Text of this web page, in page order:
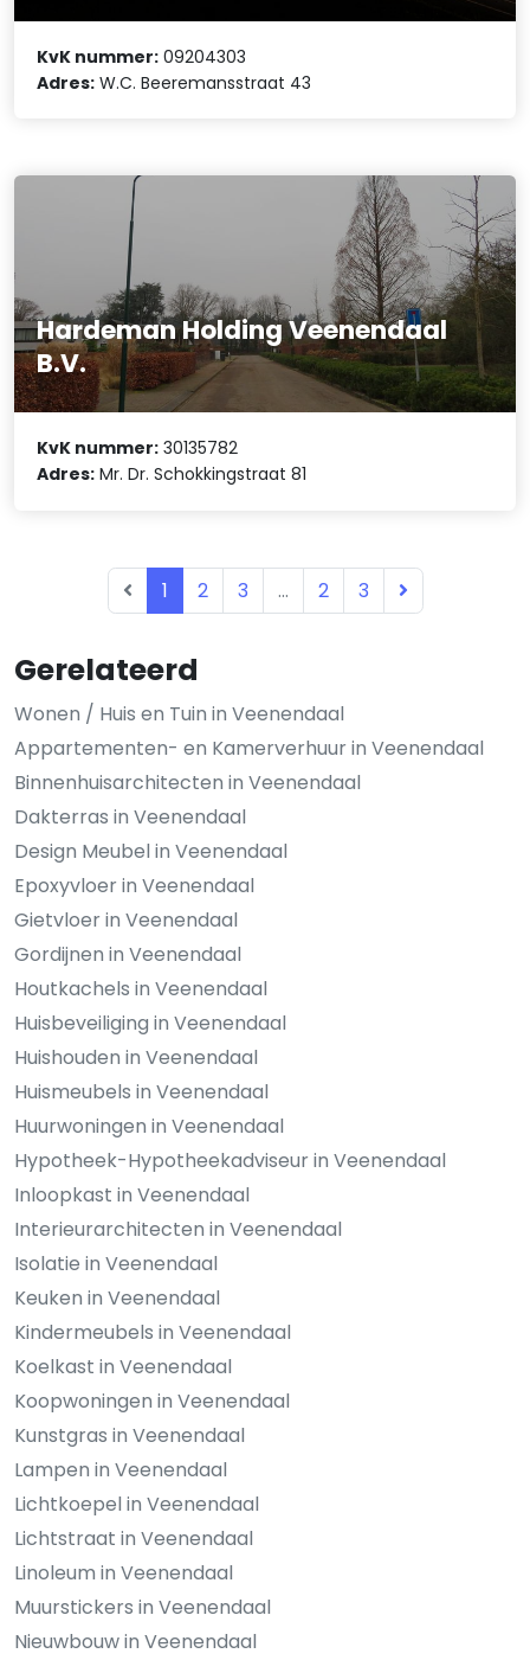
Gerelateerd
Wonen / Huis en Tuin in Veenendaal
Appartementen- en Kamerverhuur in Veenendaal
Binnenhuisarchitecten in Veenendaal
Dakterras in Veenendaal
Design Meubel in Veenendaal
Epoxyvloer in Veenendaal
Gietvloer in Veenendaal
Gordijnen in Veenendaal
Houtkachels in Veenendaal
Huisbeveiliging in Veenendaal
Huishouden in Veenendaal
Huismeubels in Veenendaal
Huurwoningen in Veenendaal
Hypotheek-Hypotheekadviseur in Veenendaal
Inloopkast in Veenendaal
Interieurarchitecten in Veenendaal
Isolatie in Veenendaal
Keuken in Veenendaal
Kindermeubels in Veenendaal
Koelkast in Veenendaal
Koopwoningen in Veenendaal
Kunstgras in Veenendaal
Lampen in Veenendaal
Lichtkoepel in Veenendaal
Lichtstraat in Veenendaal
Linoleum in Veenendaal
Muurstickers in Veenendaal
Nieuwbouw in Veenendaal
KvK nummer: 09204303
Adres: W.C. Beeremansstraat 43
Hardeman Holding Veenendaal
B.V.
KvK nummer: 30135782
Adres: Mr. Dr. Schokkingstraat 81
1 2 3 ... 2 3